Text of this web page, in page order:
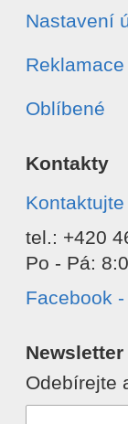
Nastavení
Reklamace
Oblíbené
Kontakty
tel.: +420
Po - Pá:
Facebook
Newsletter
Odebírejte